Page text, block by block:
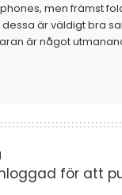
men främst
är väldigt bra
är något
för att